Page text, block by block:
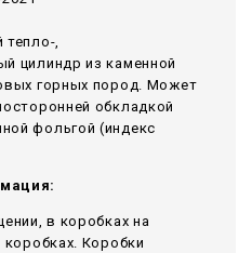
тепло-,
цилиндр из каменной
горных пород. Может
обкладкой
фольгой (индекс
в коробках на
Коробки